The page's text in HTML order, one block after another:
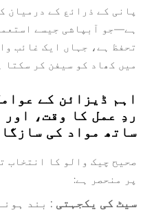
پانی کے ذرائع کے درمیان
ہے—جو آبپاشی جیسے
تحفظ ہے، جہاں ایک غائب
میں کھاد کو سیفن کر سکتا
اہم ڈیزائن کے
ردِ عمل کا وقت،
ساتھ مواد کی
صحیح چیک والو کا انتخاب
پر منحصر ہے:
سیٹ کی یکجہتی : بند